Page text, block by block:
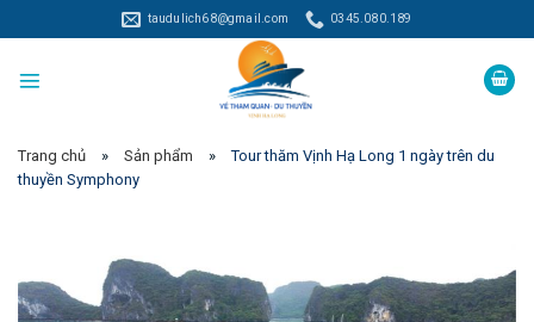
to
content
taudulich68@gmail.com 0345.080.189
Trang chủ » Sản phẩm »
Tour thăm Vịnh Hạ Long 1 ngày trên du
thuyền Symphony